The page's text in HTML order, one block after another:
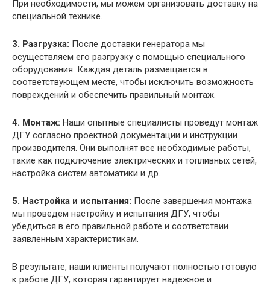
При необходимости, мы можем организовать доставку на
специальной технике.
3. Разгрузка: После доставки генератора мы
осуществляем его разгрузку с помощью специального
оборудования. Каждая деталь размещается в
соответствующем месте, чтобы исключить возможность
повреждений и обеспечить правильный монтаж.
4. Монтаж: Наши опытные специалисты проведут монтаж
ДГУ согласно проектной документации и инструкции
производителя. Они выполнят все необходимые работы,
такие как подключение электрических и топливных сетей,
настройка систем автоматики и др.
5. Настройка и испытания: После завершения монтажа
мы проведем настройку и испытания ДГУ, чтобы
убедиться в его правильной работе и соответствии
заявленным характеристикам.
В результате, наши клиенты получают полностью готовую
к работе ДГУ, которая гарантирует надежное и